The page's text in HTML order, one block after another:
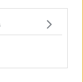
per il via